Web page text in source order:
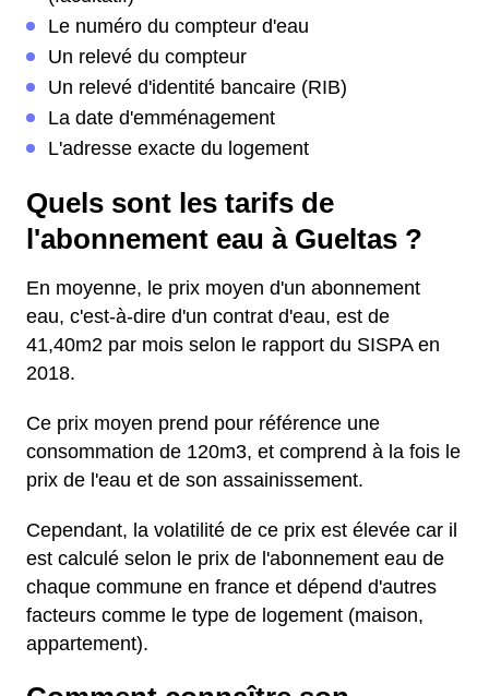
Le numéro du compteur d'eau
Un relevé du compteur
Un relevé d'identité bancaire (RIB)
La date d'emménagement
L'adresse exacte du logement
Quels sont les tarifs de
l'abonnement eau à Gueltas ?
En moyenne, le prix moyen d'un abonnement
eau, c'est-à-dire d'un contrat d'eau, est de
41,40m2 par mois selon le rapport du SISPA en
2018.
Ce prix moyen prend pour référence une
consommation de 120m3, et comprend à la fois le
prix de l'eau et de son assainissement.
Cependant, la volatilité de ce prix est élevée car il
est calculé selon le prix de l'abonnement eau de
chaque commune en france et dépend d'autres
facteurs comme le type de logement (maison,
appartement).